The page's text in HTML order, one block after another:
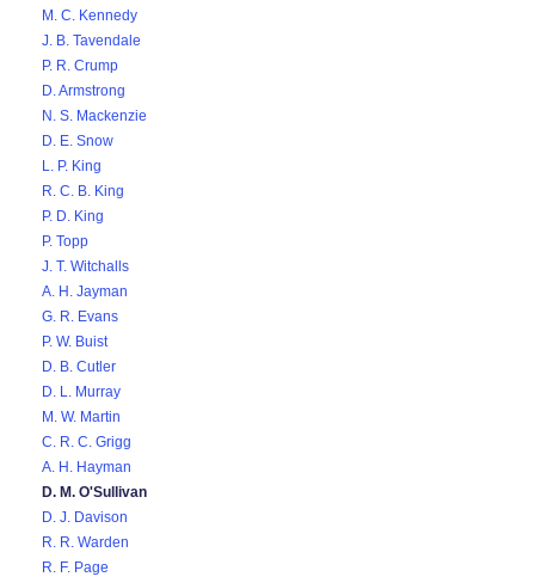
M. C. Kennedy
J. B. Tavendale
P. R. Crump
D. Armstrong
N. S. Mackenzie
D. E. Snow
L. P. King
R. C. B. King
P. D. King
P. Topp
J. T. Witchalls
A. H. Jayman
G. R. Evans
P. W. Buist
D. B. Cutler
D. L. Murray
M. W. Martin
C. R. C. Grigg
A. H. Hayman
D. M. O'Sullivan
D. J. Davison
R. R. Warden
R. F. Page